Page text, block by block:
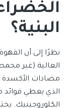
البنية؟
نظرًا إلى أن
العالية (غير
مضادات الأكسدة
الذي يعطي
الكلوروجينيك.